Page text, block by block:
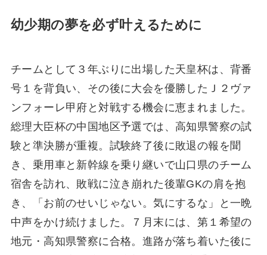
幼少期の夢を必ず叶えるために
チームとして３年ぶりに出場した天皇杯は、背番
号１を背負い、その後に大会を優勝したＪ２ヴァ
ンフォーレ甲府と対戦する機会に恵まれました。
総理大臣杯の中国地区予選では、高知県警察の試
験と準決勝が重複。試験終了後に敗退の報を聞
き、乗用車と新幹線を乗り継いで山口県のチーム
宿舎を訪れ、敗戦に泣き崩れた後輩GKの肩を抱
き、「お前のせいじゃない。気にするな」と一晩
中声をかけ続けました。７月末には、第１希望の
地元・高知県警察に合格。進路が落ち着いた後に